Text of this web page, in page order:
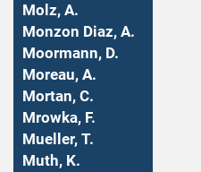
Molz, A.
Monzon Diaz, A.
Moormann, D.
Moreau, A.
Mortan, C.
Mrowka, F.
Mueller, T.
Muth, K.